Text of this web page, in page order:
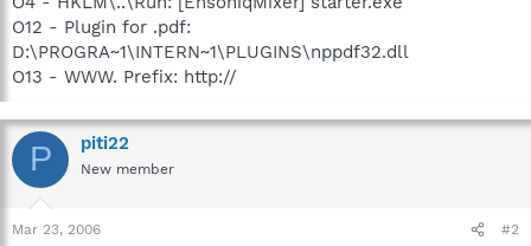
O12 - Plugin for .pdf:
D:\PROGRA~1\INTERN~1\PLUGINS\nppdf32.dll
O13 - WWW. Prefix: http://
P piti22
New member
Mar 23, 2006 #2